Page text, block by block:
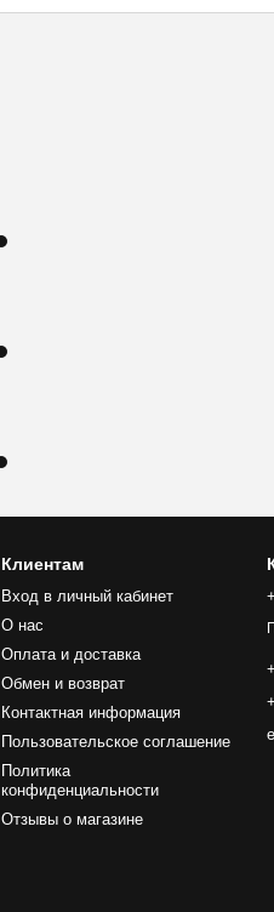
Клиентам
Вход в личный кабинет
О нас
Оплата и доставка
Обмен и возврат
Контактная информация
Пользовательское соглашение
Политика
конфиденциальности
Отзывы о магазине